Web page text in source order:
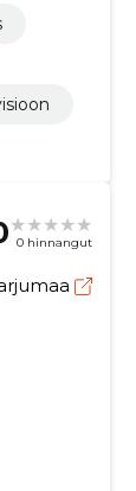
0 hinnangut